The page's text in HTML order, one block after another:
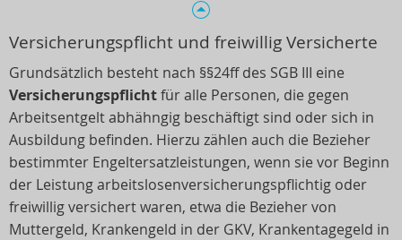
Versicherungspflicht und freiwillig Versicherte
Grundsätzlich besteht nach §§24ff des SGB III eine
Versicherungspflichtfür alle Personen, die gegen
Arbeitsentgelt abhähngig beschäftigt sind oder sich in
Ausbildung befinden. Hierzu zählen auch die Bezieher
bestimmter Engeltersatzleistungen, wenn sie vor Beginn
der Leistung arbeitslosenversicherungspflichtig oder
freiwillig versichert waren, etwa die Bezieher von
Muttergeld, Krankengeld in der GKV, Krankentagegeld in